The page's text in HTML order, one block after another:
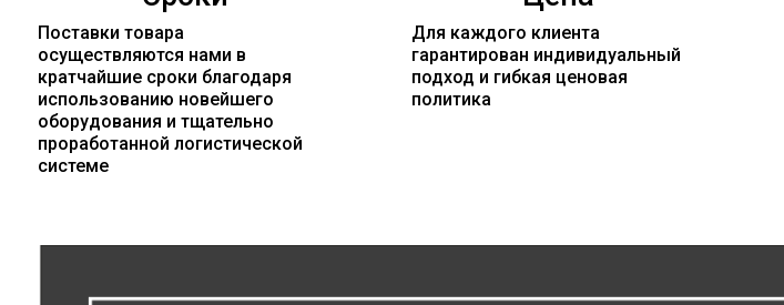
Поставки товара
осуществляются нами в
кратчайшие сроки благодаря
использованию новейшего
оборудования и тщательно
проработанной логистической
системе
Для каждого клиента
гарантирован индивидуальный
подход и гибкая ценовая
политика